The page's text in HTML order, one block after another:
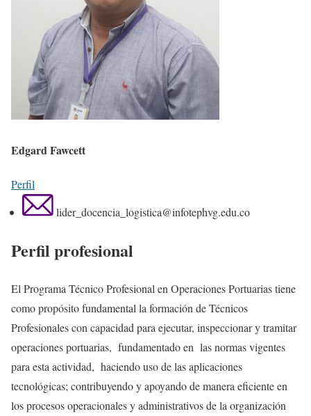
Edgard Fawcett
Perfil
lider_docencia_logistica@infotephvg.edu.co
Perfil profesional
El Programa Técnico Profesional en Operaciones Portuarias tiene
como propósito fundamental la formación de Técnicos
Profesionales con capacidad para ejecutar, inspeccionar y tramitar
operaciones portuarias, fundamentado en las normas vigentes
para esta actividad, haciendo uso de las aplicaciones
tecnológicas; contribuyendo y apoyando de manera eficiente en
los procesos operacionales y administrativos de la organización